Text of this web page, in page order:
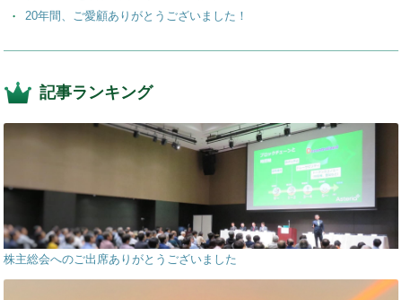
20年間、ご愛顧ありがとうございました！
記事ランキング
株主総会へのご出席ありがとうございました